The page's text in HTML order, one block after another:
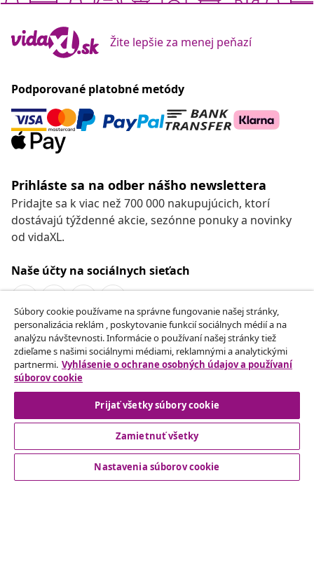
Žite lepšie za menej peňazí
Podporované platobné metódy
Prihláste sa na odber nášho newslettera
Pridajte sa k viac než 700 000 nakupujúcich, ktorí
dostávajú týždenné akcie, sezónne ponuky a novinky
od vidaXL.
Naše účty na sociálnych sieťach
Odstúpenie od zmluvy
Odošlite žiadosť o odstúpenie od vašej objednávky.
Odstúpenie od zmluvy
Zákaznícky Servis
Súbory cookie používame na správne fungovanie našej stránky,
personalizácia reklám , poskytovanie funkcií sociálnych médií a na
analýzu návštevnosti. Informácie o používaní našej stránky tiež
zdieľame s našimi sociálnymi médiami, reklamnými a analytickými
partnermi. Vyhlásenie o ochrane osobných údajov a používaní
súborov cookie
Prijať všetky súbory cookie
Zamietnuť všetky
Nastavenia súborov cookie